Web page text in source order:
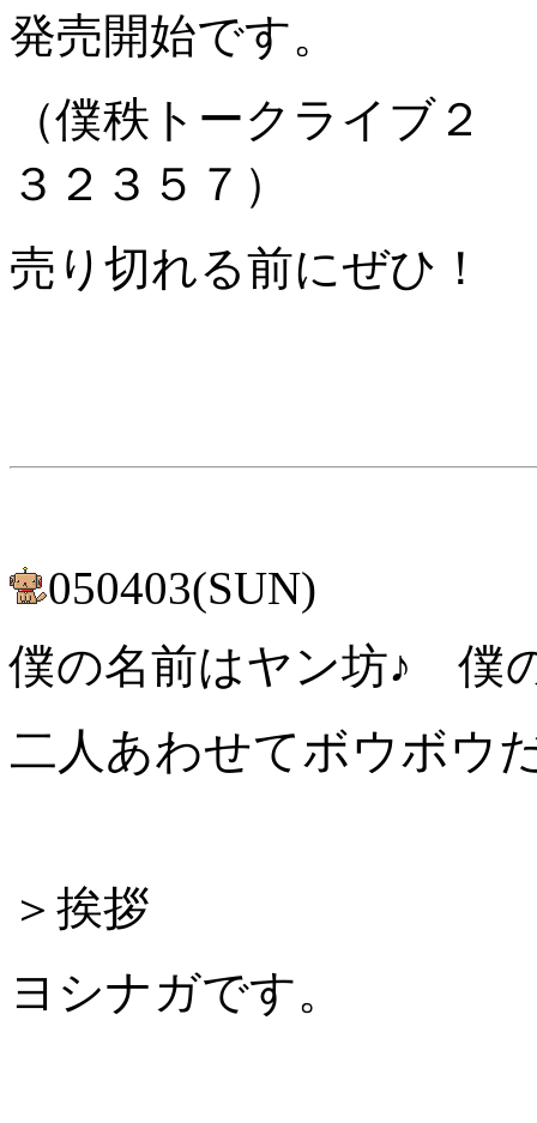
発売開始です。
（僕秩トークライブ２
３２３５７）
売り切れる前にぜひ！
050403(SUN)
僕の名前はヤン坊♪ 僕
二人あわせてボウボ
＞挨拶
ヨシナガです。